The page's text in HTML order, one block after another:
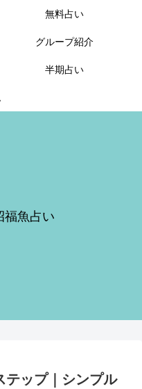
無料占い
グループ紹介
半期占い
テップ｜シンプル